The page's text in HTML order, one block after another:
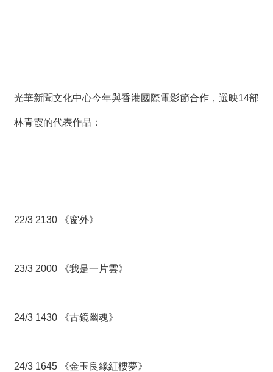
光華新聞文化中心今年與香港國際電影節合作，選映14部
林青霞的代表作品：
22/3 2130 《窗外》
23/3 2000 《我是一片雲》
24/3 1430 《古鏡幽魂》
24/3 1645 《金玉良緣紅樓夢》